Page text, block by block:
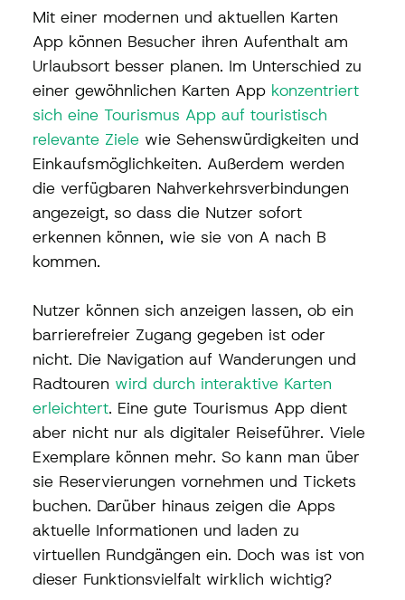
Mit einer modernen und aktuellen Karten
App können Besucher ihren Aufenthalt am
Urlaubsort besser planen. Im Unterschied zu
einer gewöhnlichen Karten App konzentriert
sich eine Tourismus App auf touristisch
relevante Ziele wie Sehenswürdigkeiten und
Einkaufsmöglichkeiten. Außerdem werden
die verfügbaren Nahverkehrsverbindungen
angezeigt, so dass die Nutzer sofort
erkennen können, wie sie von A nach B
kommen.
Nutzer können sich anzeigen lassen, ob ein
barrierefreier Zugang gegeben ist oder
nicht. Die Navigation auf Wanderungen und
Radtouren wird durch interaktive Karten
erleichtert. Eine gute Tourismus App dient
aber nicht nur als digitaler Reiseführer. Viele
Exemplare können mehr. So kann man über
sie Reservierungen vornehmen und Tickets
buchen. Darüber hinaus zeigen die Apps
aktuelle Informationen und laden zu
virtuellen Rundgängen ein. Doch was ist von
dieser Funktionsvielfalt wirklich wichtig?